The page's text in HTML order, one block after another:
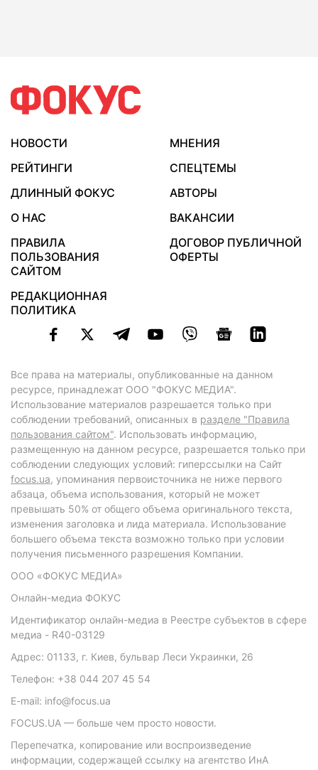
НОВОСТИ
МНЕНИЯ
РЕЙТИНГИ
СПЕЦТЕМЫ
ДЛИННЫЙ ФОКУС
АВТОРЫ
О НАС
ВАКАНСИИ
ПРАВИЛА
ПОЛЬЗОВАНИЯ
САЙТОМ
ДОГОВОР ПУБЛИЧНОЙ
ОФЕРТЫ
РЕДАКЦИОННАЯ
ПОЛИТИКА
Все права на материалы, опубликованные на данном
ресурсе, принадлежат ООО "ФОКУС МЕДИА".
Использование материалов разрешается только при
соблюдении требований, описанных в разделе "Правила
пользования сайтом". Использовать информацию,
размещенную на данном ресурсе, разрешается только при
соблюдении следующих условий: гиперссылки на Сайт
focus.ua, упоминания первоисточника не ниже первого
абзаца, объема использования, который не может
превышать 50% от общего объема оригинального текста,
изменения заголовка и лида материала. Использование
большего объема текста возможно только при условии
получения письменного разрешения Компании.
ООО «ФОКУС МЕДИА»
Онлайн-медиа ФОКУС
Идентификатор онлайн-медиа в Реестре субъектов в сфере
медиа - R40-03129
Адрес: 01133, г. Киев, бульвар Леси Украинки, 26
Телефон: +38 044 207 45 54
E-mail: info@focus.ua
FOCUS.UA — больше чем просто новости.
Перепечатка, копирование или воспроизведение
информации, содержащей ссылку на агентство ИнА